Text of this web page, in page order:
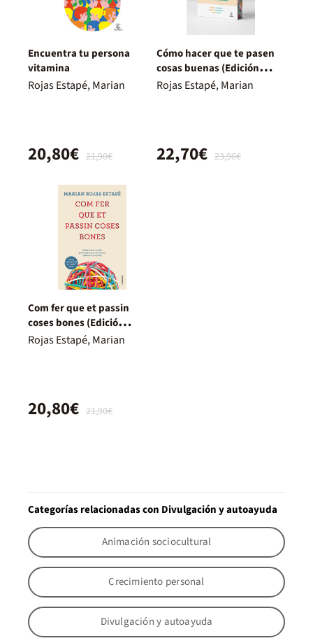
Encuentra tu persona
vitamina
Rojas Estapé, Marian
21,90€
20,80€
Cómo hacer que te pasen
cosas buenas (Edición
especial)
Rojas Estapé, Marian
23,90€
22,70€
Com fer que et passin
coses bones (Edició
especial)
Rojas Estapé, Marian
21,90€
20,80€
Categorías relacionadas con Divulgación y autoayuda
Animación sociocultural
Crecimiento personal
Divulgación y autoayuda